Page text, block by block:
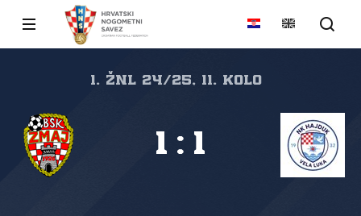
1. ŽNL 24/25, 11. kolo
1 : 1